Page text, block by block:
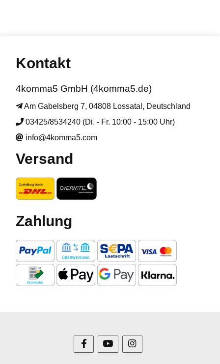
Kontakt
4komma5 GmbH (4komma5.de)
Am Gabelsberg 7, 04808 Lossatal, Deutschland
03425/8534240 (Di. - Fr. 10:00 - 15:00 Uhr)
info@4komma5.com
Versand
Zahlung